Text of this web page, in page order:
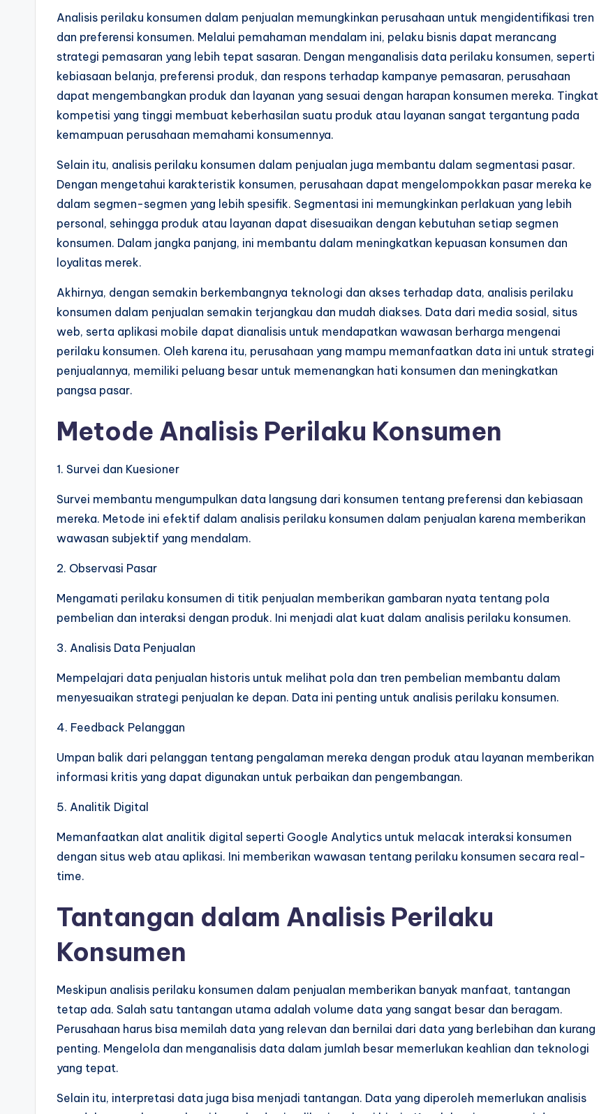
Analisis perilaku konsumen dalam penjualan memungkinkan perusahaan untuk mengidentifikasi tren
dan preferensi konsumen. Melalui pemahaman mendalam ini, pelaku bisnis dapat merancang
strategi pemasaran yang lebih tepat sasaran. Dengan menganalisis data perilaku konsumen, seperti
kebiasaan belanja, preferensi produk, dan respons terhadap kampanye pemasaran, perusahaan
dapat mengembangkan produk dan layanan yang sesuai dengan harapan konsumen mereka. Tingkat
kompetisi yang tinggi membuat keberhasilan suatu produk atau layanan sangat tergantung pada
kemampuan perusahaan memahami konsumennya.
Selain itu, analisis perilaku konsumen dalam penjualan juga membantu dalam segmentasi pasar.
Dengan mengetahui karakteristik konsumen, perusahaan dapat mengelompokkan pasar mereka ke
dalam segmen-segmen yang lebih spesifik. Segmentasi ini memungkinkan perlakuan yang lebih
personal, sehingga produk atau layanan dapat disesuaikan dengan kebutuhan setiap segmen
konsumen. Dalam jangka panjang, ini membantu dalam meningkatkan kepuasan konsumen dan
loyalitas merek.
Akhirnya, dengan semakin berkembangnya teknologi dan akses terhadap data, analisis perilaku
konsumen dalam penjualan semakin terjangkau dan mudah diakses. Data dari media sosial, situs
web, serta aplikasi mobile dapat dianalisis untuk mendapatkan wawasan berharga mengenai
perilaku konsumen. Oleh karena itu, perusahaan yang mampu memanfaatkan data ini untuk strategi
penjualannya, memiliki peluang besar untuk memenangkan hati konsumen dan meningkatkan
pangsa pasar.
Metode Analisis Perilaku Konsumen
1. Survei dan Kuesioner
Survei membantu mengumpulkan data langsung dari konsumen tentang preferensi dan kebiasaan
mereka. Metode ini efektif dalam analisis perilaku konsumen dalam penjualan karena memberikan
wawasan subjektif yang mendalam.
2. Observasi Pasar
Mengamati perilaku konsumen di titik penjualan memberikan gambaran nyata tentang pola
pembelian dan interaksi dengan produk. Ini menjadi alat kuat dalam analisis perilaku konsumen.
3. Analisis Data Penjualan
Mempelajari data penjualan historis untuk melihat pola dan tren pembelian membantu dalam
menyesuaikan strategi penjualan ke depan. Data ini penting untuk analisis perilaku konsumen.
4. Feedback Pelanggan
Umpan balik dari pelanggan tentang pengalaman mereka dengan produk atau layanan memberikan
informasi kritis yang dapat digunakan untuk perbaikan dan pengembangan.
5. Analitik Digital
Memanfaatkan alat analitik digital seperti Google Analytics untuk melacak interaksi konsumen
dengan situs web atau aplikasi. Ini memberikan wawasan tentang perilaku konsumen secara real-
time.
Tantangan dalam Analisis Perilaku
Konsumen
Meskipun analisis perilaku konsumen dalam penjualan memberikan banyak manfaat, tantangan
tetap ada. Salah satu tantangan utama adalah volume data yang sangat besar dan beragam.
Perusahaan harus bisa memilah data yang relevan dan bernilai dari data yang berlebihan dan kurang
penting. Mengelola dan menganalisis data dalam jumlah besar memerlukan keahlian dan teknologi
yang tepat.
Selain itu, interpretasi data juga bisa menjadi tantangan. Data yang diperoleh memerlukan analisis